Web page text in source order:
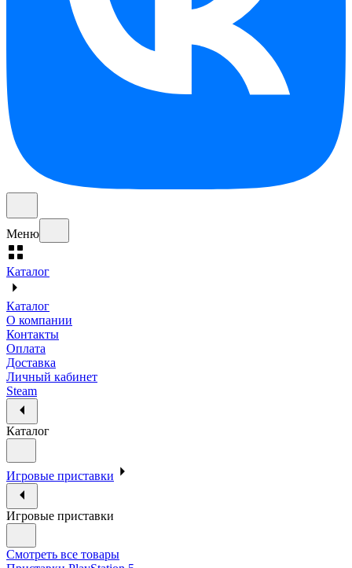
Меню
Каталог
Каталог
О компании
Контакты
Оплата
Доставка
Личный кабинет
Steam
Каталог
Игровые приставки
Игровые приставки
Смотреть все товары